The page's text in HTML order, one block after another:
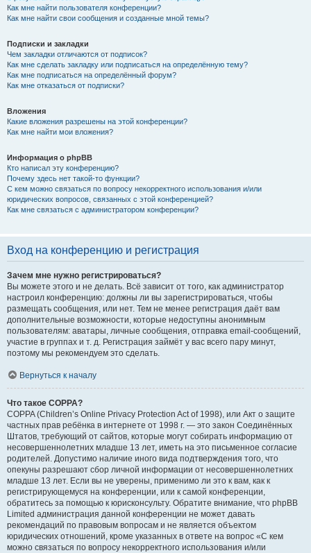
Как мне найти пользователя конференции?
Как мне найти свои сообщения и созданные мной темы?
Подписки и закладки
Чем закладки отличаются от подписок?
Как мне сделать закладку или подписаться на определённую тему?
Как мне подписаться на определённый форум?
Как мне отказаться от подписки?
Вложения
Какие вложения разрешены на этой конференции?
Как мне найти мои вложения?
Информация о phpBB
Кто написал эту конференцию?
Почему здесь нет такой-то функции?
С кем можно связаться по вопросу некорректного использования и/или
юридических вопросов, связанных с этой конференцией?
Как мне связаться с администратором конференции?
Вход на конференцию и регистрация
Зачем мне нужно регистрироваться?
Вы можете этого и не делать. Всё зависит от того, как администратор
настроил конференцию: должны ли вы зарегистрироваться, чтобы
размещать сообщения, или нет. Тем не менее регистрация даёт вам
дополнительные возможности, которые недоступны анонимным
пользователям: аватары, личные сообщения, отправка email-сообщений,
участие в группах и т. д. Регистрация займёт у вас всего пару минут,
поэтому мы рекомендуем это сделать.
Вернуться к началу
Что такое COPPA?
COPPA (Children’s Online Privacy Protection Act of 1998), или Акт о защите
частных прав ребёнка в интернете от 1998 г. — это закон Соединённых
Штатов, требующий от сайтов, которые могут собирать информацию от
несовершеннолетних младше 13 лет, иметь на это письменное согласие
родителей. Допустимо наличие иного вида подтверждения того, что
опекуны разрешают сбор личной информации от несовершеннолетних
младше 13 лет. Если вы не уверены, применимо ли это к вам, как к
регистрирующемуся на конференции, или к самой конференции,
обратитесь за помощью к юрисконсульту. Обратите внимание, что phpBB
Limited администрация данной конференции не может давать
рекомендаций по правовым вопросам и не является объектом
юридических отношений, кроме указанных в ответе на вопрос «С кем
можно связаться по вопросу некорректного использования и/или